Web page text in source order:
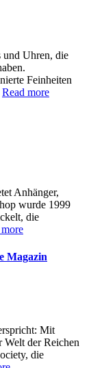
und Uhren, die
Feinheiten
Read more
Anhänger,
wurde 1999
die
Magazin
Mit
Welt der Reichen
die